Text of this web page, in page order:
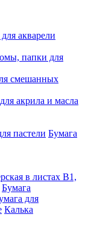
акварели
папки для
смешанных
акрила и масла
пастели Бумага
в листах В1,
Бумага
для
Калька